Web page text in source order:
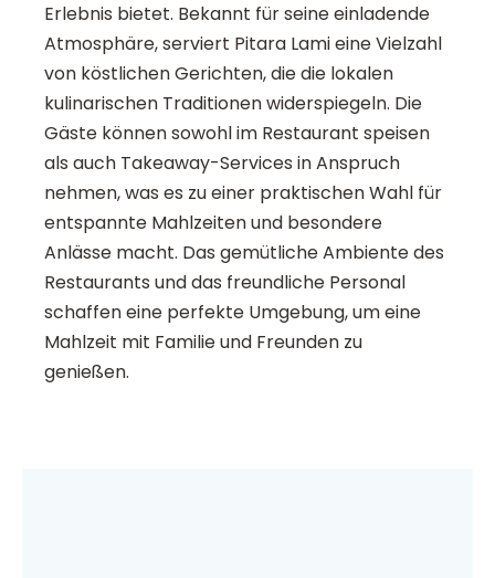
Erlebnis bietet. Bekannt für seine einladende
Atmosphäre, serviert Pitara Lami eine Vielzahl
von köstlichen Gerichten, die die lokalen
kulinarischen Traditionen widerspiegeln. Die
Gäste können sowohl im Restaurant speisen
als auch Takeaway-Services in Anspruch
nehmen, was es zu einer praktischen Wahl für
entspannte Mahlzeiten und besondere
Anlässe macht. Das gemütliche Ambiente des
Restaurants und das freundliche Personal
schaffen eine perfekte Umgebung, um eine
Mahlzeit mit Familie und Freunden zu
genießen.